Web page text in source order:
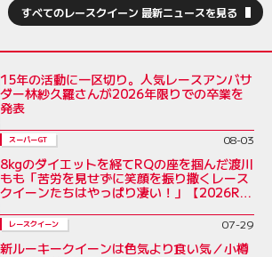
すべてのレースクイーン 最新ニュースを見る
15年の活動に一区切り。人気レースアンバサ
ダー林紗久羅さんが2026年限りでの卒業を
発表
スーパーGT 08-03
8kgのダイエットを経てRQの座を掴んだ渡川
もも「苦労を見せずに笑顔を振り撒くレース
クイーンたちはやっぱり凄い！」【2026RQ
レースクイーン 07-29
新ルーキークイーンは色気より食い気／小樽